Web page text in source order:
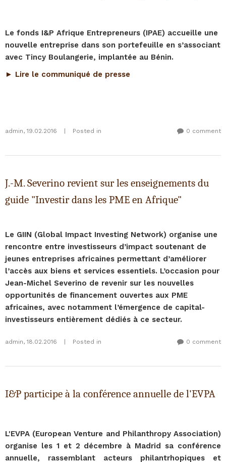
Le fonds I&P Afrique Entrepreneurs (IPAE) accueille une
nouvelle entreprise dans son portefeuille en s’associant
avec Tincy Boulangerie, implantée au Bénin.
► Lire le communiqué de presse
admin, 19.02.2016 Posted in 0 comment
J.-M. Severino revient sur les enseignements du
guide "Investir dans les PME en Afrique"
Le GIIN (Global Impact Investing Network) organise une
rencontre entre investisseurs d’impact soutenant de
jeunes entreprises africaines permettant d’améliorer
l’accès aux biens et services essentiels. L’occasion pour
Jean-Michel Severino de revenir sur les nouvelles
opportunités de financement ouvertes aux PME
africaines, avec notamment l’émergence de capital-
investisseurs entièrement dédiés à ce secteur.
admin, 18.02.2016 Posted in 0 comment
I&P participe à la conférence annuelle de l'EVPA
L'EVPA (European Venture and Philanthropy Association)
organise les 1 et 2 décembre à Madrid sa conférence
annuelle, rassemblant acteurs philantrhopiques et